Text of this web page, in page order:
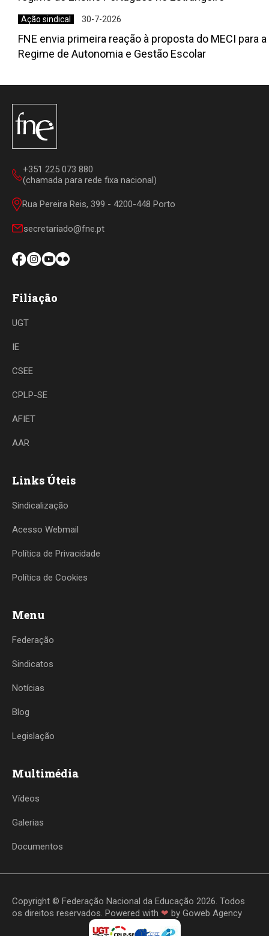
Ação sindical 30-7-2026
FNE envia primeira reação à proposta do MECI para
Regime de Autonomia e Gestão Escolar
+351 225 073 880
(chamada para rede fixa nacional)
Rua Pereira Reis, 399 - 4200-448 Porto
secretariado@fne.pt
Filiação
UGT
IE
CSEE
CPLP-SE
AFIET
AAR
Links Úteis
Sindicalização
Acesso Webmail
Política de Privacidade
Política de Cookies
Menu
Federação
Sindicatos
Notícias
Blog
Legislação
Multimédia
Vídeos
Galerias
Documentos
Copyright © Federação Nacional da Educação 2026. Todos
os direitos reservados. Powered with ❤ by Goweb Agency